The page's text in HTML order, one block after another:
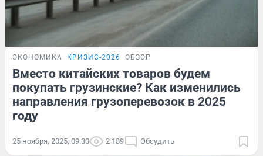
ЭКОНОМИКА КРИЗИС-2026 ОБЗОР
Вместо китайских товаров будем
покупать грузинские? Как изменились
направления грузоперевозок в 2025
году
25 ноября, 2025, 09:30 2 189 Обсудить